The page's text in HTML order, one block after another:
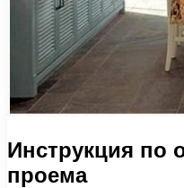
Инструкция по
проема